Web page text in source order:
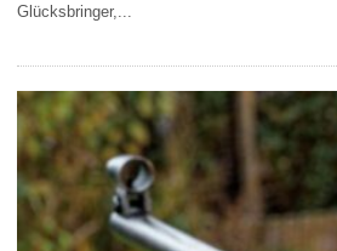
Glücksbringer,...